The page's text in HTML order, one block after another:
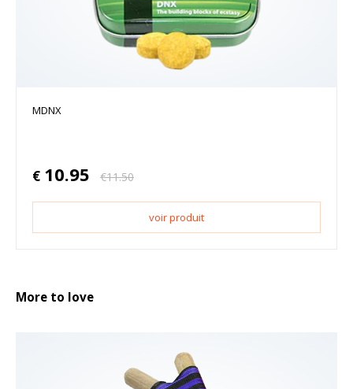
MDNX
€ 10.95 €11.50
voir produit
More to love